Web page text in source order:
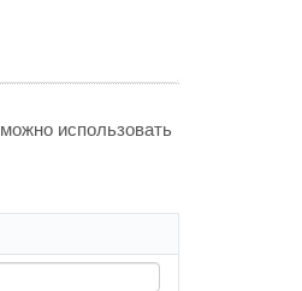
использовать